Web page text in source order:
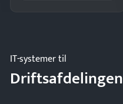
IT-systemer til
Driftsafdelingen